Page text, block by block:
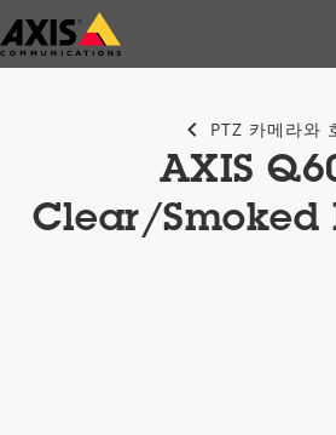
주
요
PTZ 카메라와
AXIS
Clear/Smoked